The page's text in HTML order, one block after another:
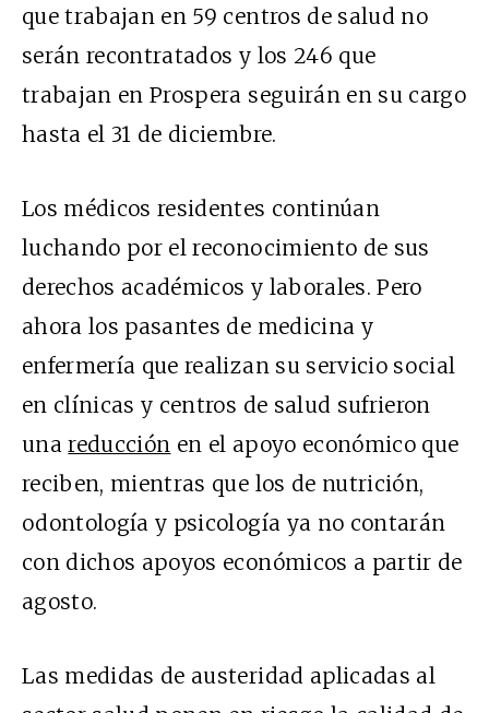
que trabajan en 59 centros de salud no
serán recontratados y los 246 que
trabajan en Prospera seguirán en su cargo
hasta el 31 de diciembre.
Los médicos residentes continúan
luchando por el reconocimiento de sus
derechos académicos y laborales. Pero
ahora los pasantes de medicina y
enfermería que realizan su servicio social
en clínicas y centros de salud sufrieron
unareducción en el apoyo económico que
reciben, mientras que los de nutrición,
odontología y psicología ya no contarán
con dichos apoyos económicos a partir de
agosto.
Las medidas de austeridad aplicadas al